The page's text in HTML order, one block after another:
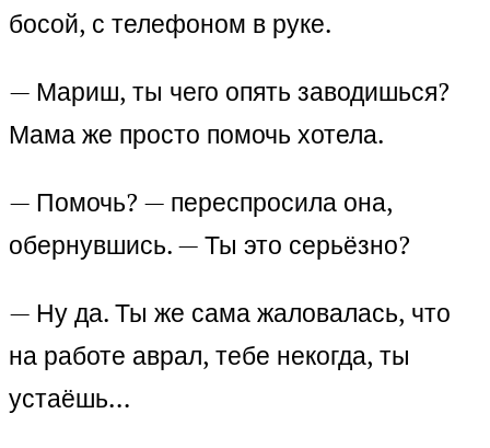
босой, с телефоном в руке.
— Мариш, ты чего опять заводишься?
Мама же просто помочь хотела.
— Помочь? — переспросила она,
обернувшись. — Ты это серьёзно?
— Ну да. Ты же сама жаловалась, что
на работе аврал, тебе некогда, ты
устаёшь…